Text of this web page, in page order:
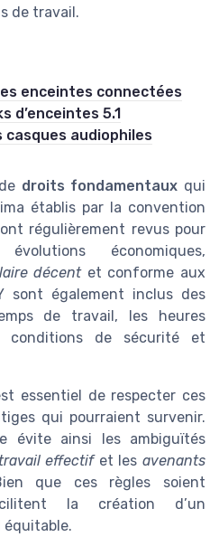
de travail.
enceintes connectées
d’enceintes 5.1
audiophiles
droits fondamentaux qui
établis par la convention
régulièrement revus pour
économiques,
décentet conforme aux
sont également inclus des
de travail, les heures
conditions de sécurité et
essentiel de respecter ces
qui pourraient survenir.
évite ainsi les ambiguïtés
effectifet les avenants
que ces règles soient
la création d’un